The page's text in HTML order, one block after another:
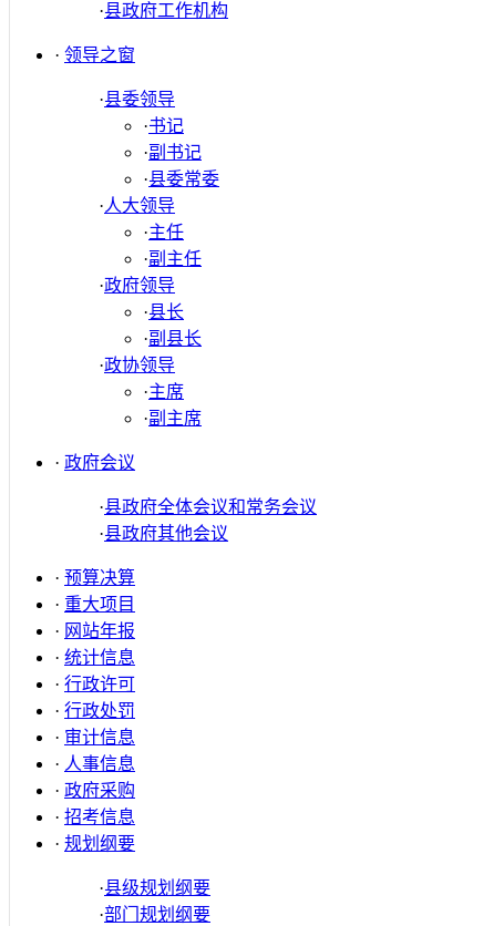
·县政府工作机构
· 领导之窗
·县委领导
·书记
·副书记
·县委常委
·人大领导
·主任
·副主任
·政府领导
·县长
·副县长
·政协领导
·主席
·副主席
· 政府会议
·县政府全体会议和常务会议
·县政府其他会议
· 预算决算
· 重大项目
· 网站年报
· 统计信息
· 行政许可
· 行政处罚
· 审计信息
· 人事信息
· 政府采购
· 招考信息
· 规划纲要
·县级规划纲要
·部门规划纲要